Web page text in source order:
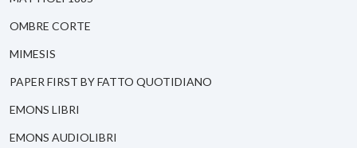
OMBRE CORTE
MIMESIS
PAPER FIRST BY FATTO QUOTIDIANO
EMONS LIBRI
EMONS AUDIOLIBRI